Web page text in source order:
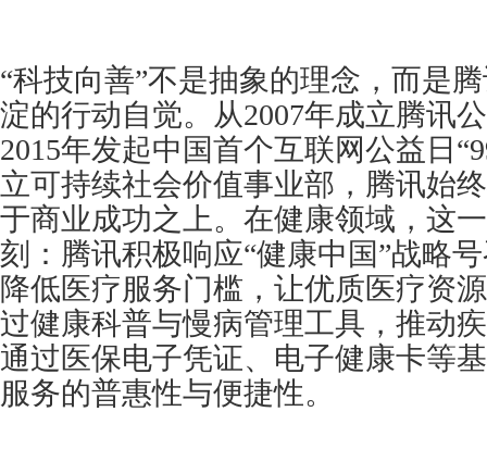
“科技向善”不是抽象的理念，而是
淀的行动自觉。从2007年成立腾讯
2015年发起中国首个互联网公益日
立可持续社会价值事业部，腾讯始
于商业成功之上。在健康领域，这
刻：腾讯积极响应“健康中国”战略
降低医疗服务门槛，让优质医疗资
过健康科普与慢病管理工具，推动
通过医保电子凭证、电子健康卡等
服务的普惠性与便捷性。